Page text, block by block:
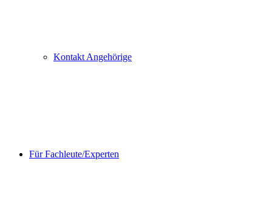
Kontakt Angehörige
Für Fachleute/Experten